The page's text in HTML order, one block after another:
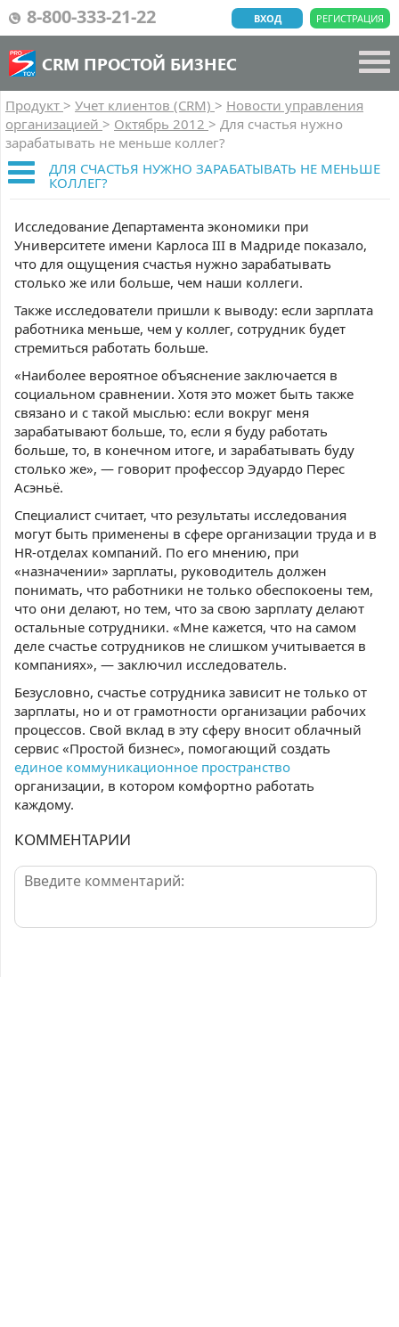
8-800-333-21-22 РЕГИСТРАЦИЯ
ВХОД
CRM ПРОСТОЙ БИЗНЕС
Продукт > Учет клиентов (CRM) > Новости управления
организацией > Октябрь 2012 > Для счастья нужно
зарабатывать не меньше коллег?
ДЛЯ СЧАСТЬЯ НУЖНО ЗАРАБАТЫВАТЬ НЕ МЕНЬШЕ
КОЛЛЕГ?
Исследование Департамента экономики при
Университете имени Карлоса III в Мадриде показало,
что для ощущения счастья нужно зарабатывать
столько же или больше, чем наши коллеги.
Также исследователи пришли к выводу: если зарплата
работника меньше, чем у коллег, сотрудник будет
стремиться работать больше.
«Наиболее вероятное объяснение заключается в
социальном сравнении. Хотя это может быть также
связано и с такой мыслью: если вокруг меня
зарабатывают больше, то, если я буду работать
больше, то, в конечном итоге, и зарабатывать буду
столько же», — говорит профессор Эдуардо Перес
Асэньё.
Специалист считает, что результаты исследования
могут быть применены в сфере организации труда и в
HR-отделах компаний. По его мнению, при
«назначении» зарплаты, руководитель должен
понимать, что работники не только обеспокоены тем,
что они делают, но тем, что за свою зарплату делают
остальные сотрудники. «Мне кажется, что на самом
деле счастье сотрудников не слишком учитывается в
компаниях», — заключил исследователь.
Безусловно, счастье сотрудника зависит не только от
зарплаты, но и от грамотности организации рабочих
процессов. Свой вклад в эту сферу вносит облачный
сервис «Простой бизнес», помогающий создать
единое коммуникационное пространство
организации, в котором комфортно работать
каждому.
КОММЕНТАРИИ